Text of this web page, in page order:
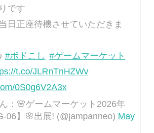
です
日正座待機させていただきま
#ボドこし #ゲームマーケット
t.co/JLRnTnHZWv
0S0g6V2A3x
：🌸ゲームマーケット2026年
06】🌸出展! (@jampanneo) May